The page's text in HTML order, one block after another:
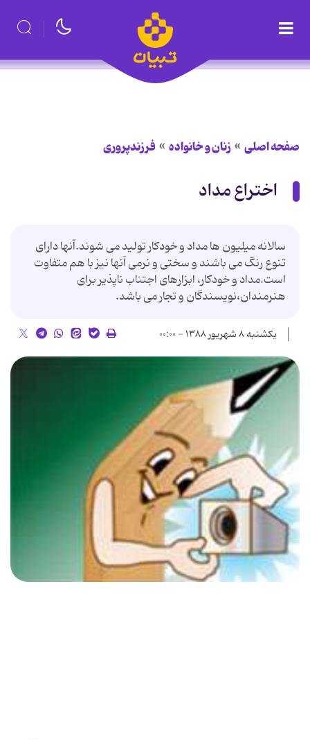
صفحه اصلی زنان و خانواده فرزندپروری
اختراع مداد
سالانه میلیون ها مداد و خودکار تولید می شوند.آنها دارای
تنوع رنگ می باشند و سختی و نرمی آنها نیز با هم متفاوت
است.مداد و خودکار، ابزارهای اجتناب ناپذیر برای
هنرمندان،نویسندگان و تجار می باشد.
یکشنبه ۸ شهریور ۱۳۸۸ - ۰۰:۰۰